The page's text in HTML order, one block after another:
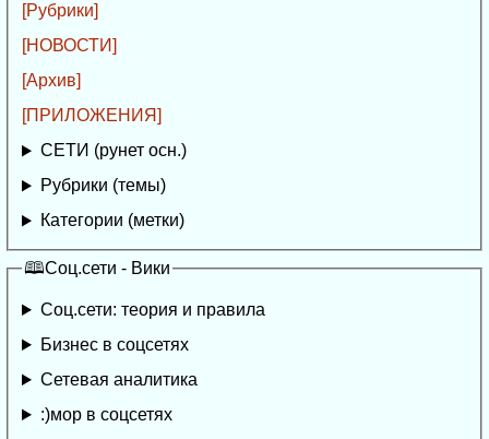
[Рубрики]
[НОВОСТИ]
[Архив]
[ПРИЛОЖЕНИЯ]
СЕТИ (рунет осн.)
Рубрики (темы)
Категории (метки)
🕮Соц.сети - Вики
Соц.сети: теория и правила
Бизнес в соцсетях
Сетевая аналитика
:)мор в соцсетях